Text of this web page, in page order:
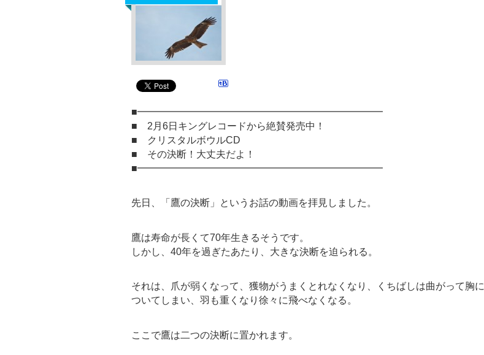
■━━━━━━━━━━━━━━━━━━━━━━━━━
■ 2月6日キングレコードから絶賛発売中！
■ クリスタルボウルCD
■ その決断！大丈夫だよ！
■━━━━━━━━━━━━━━━━━━━━━━━━━
先日、「鷹の決断」というお話の動画を拝見しました。
鷹は寿命が長くて70年生きるそうです。
しかし、40年を過ぎたあたり、大きな決断を迫られる。
それは、爪が弱くなって、獲物がうまくとれなくなり、くちばしは曲がって胸に
ついてしまい、羽も重くなり徐々に飛べなくなる。
ここで鷹は二つの決断に置かれます。